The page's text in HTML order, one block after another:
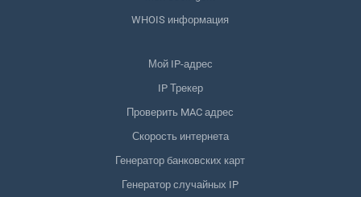
WHOIS информация
Мой IP-адрес
IP Трекер
Проверить MAC адрес
Скорость интернета
Генератор банковских карт
Генератор случайных IP